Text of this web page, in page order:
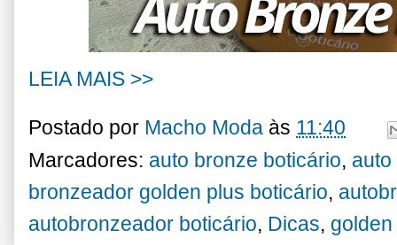
LEIA MAIS >>
Postado por Macho Moda às 11:40
Marcadores: auto bronze boticário,
bronzeador golden plus boticário,
autobronzeador boticário, Dicas,